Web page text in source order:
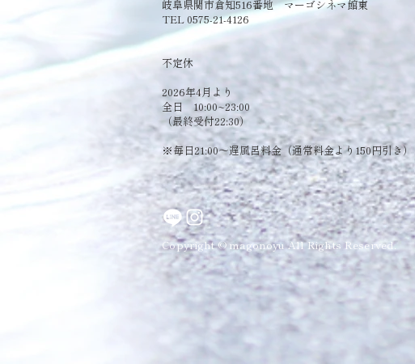
岐阜県関市倉知516番地 マーゴシネマ館東
TEL 0575-21-4126
​不定休
2026年4月より
全日 10:00~23:00
（最終受付22:30）
​※毎日21:00～遅風呂料金（通常料金より150円引き）
Copyright © magonoyu All Rights Reserved.